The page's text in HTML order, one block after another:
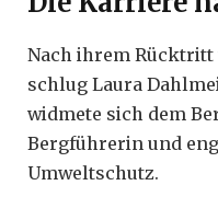
Nach ihrem Rücktritt
schlug Laura
widmete sich dem
Bergführerin und
Umweltschutz.